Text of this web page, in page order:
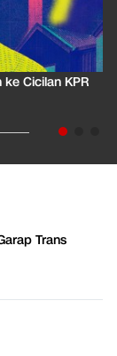
Cicilan KPR
Trans